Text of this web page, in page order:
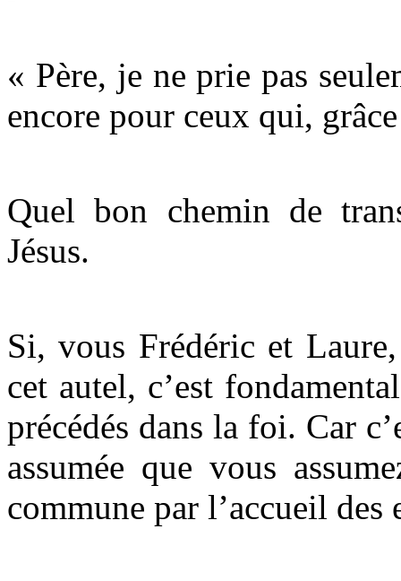
« Père, je ne prie pas
encore pour ceux qui,
Quel bon chemin de
Jésus.
Si, vous Frédéric et
cet autel, c’est
précédés dans la foi. Car
assumée que vous
commune par l’accueil